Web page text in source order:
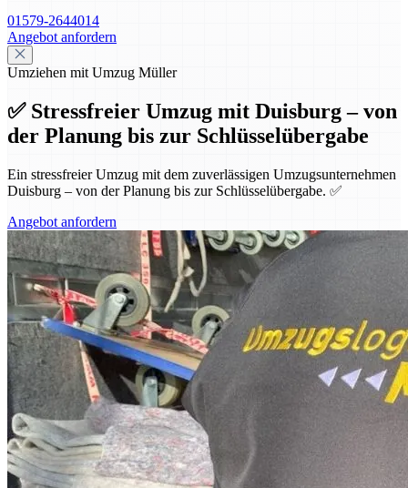
01579-2644014
Angebot anfordern
Umziehen mit Umzug Müller
✅ Stressfreier Umzug mit Duisburg – von
der Planung bis zur Schlüsselübergabe
Ein stressfreier Umzug mit dem zuverlässigen Umzugsunternehmen
Duisburg – von der Planung bis zur Schlüsselübergabe. ✅
Angebot anfordern